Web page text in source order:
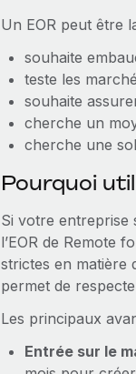
Un EOR peut être
souhaite
teste les
souhaite
cherche un
cherche une
Pourquoi
Si votre entreprise
l’EOR de Remote
strictes en matière
permet de
Les principaux
Entrée sur le